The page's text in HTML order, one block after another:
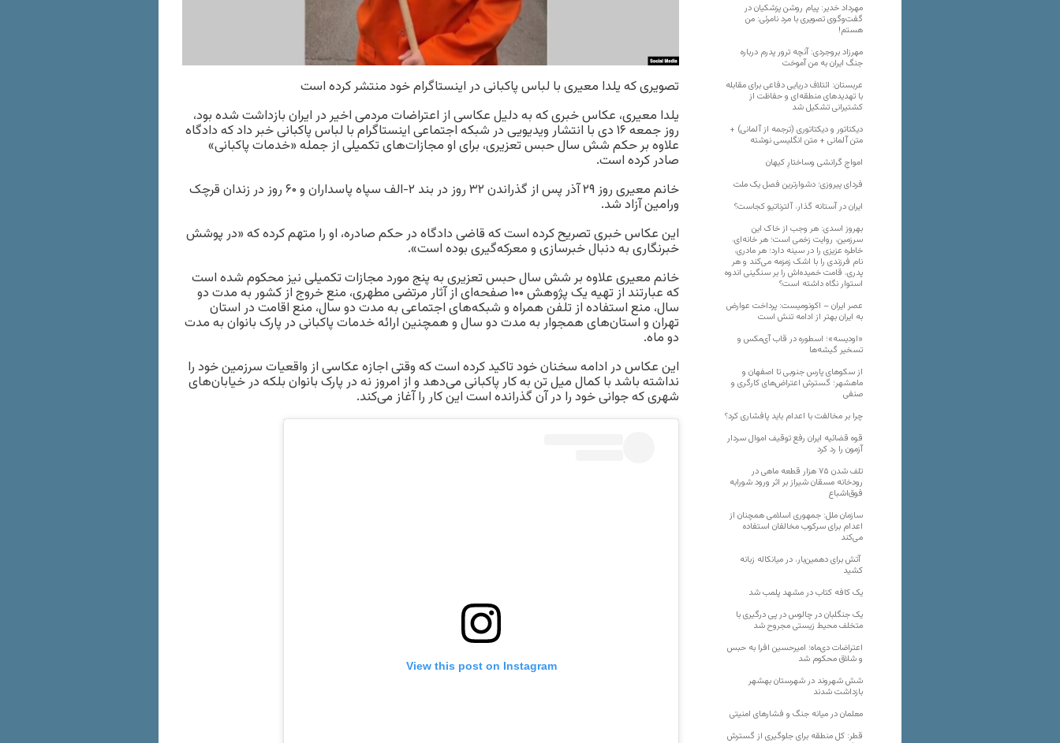
تصویری که یلدا معیری با لباس پاکبانی در اینستاگرام خود منتشر کرده است
یلدا معیری، عکاس خبری که به دلیل عکاسی از اعتراضات مردمی اخیر در ایران بازداشت شده بود،
روز جمعه ۱۶ دی با انتشار ویدیویی در شبکه اجتماعی اینستاگرام با لباس پاکبانی خبر داد که دادگاه
علاوه بر حکم شش سال حبس تعزیری، برای او مجازات‌های تکمیلی از جمله «خدمات پاکبانی»
صادر کرده است.
خانم معیری روز ۲۹ آذر پس از گذراندن ۳۲ روز در بند ۲-الف سپاه پاسداران و ۶۰ روز در زندان قرچک
ورامین آزاد شد.
این عکاس خبری تصریح کرده است که قاضی دادگاه در حکم صادره، او را متهم کرده که «در پوشش
خبرنگاری به دنبال خبرسازی و معرکه‌گیری بوده است».
خانم معیری علاوه بر شش سال حبس تعزیری به پنج مورد مجازات تکمیلی نیز محکوم شده است
که عبارتند از تهیه یک پژوهش ۱۰۰ صفحه‌ای از آثار مرتضی مطهری، منع خروج از کشور به مدت دو
سال، منع استفاده از تلفن همراه و شبکه‌های اجتماعی به مدت دو سال، منع اقامت در استان
تهران و استان‌های همجوار به مدت دو سال و همچنین ارائه خدمات پاکبانی در پارک بانوان به مدت
دو ماه.
این عکاس در ادامه سخنان خود تاکید کرده است که وقتی اجازه عکاسی از واقعیات سرزمین خود را
نداشته باشد با کمال میل تن به کار پاکبانی می‌دهد و از امروز نه در پارک بانوان بلکه در خیابان‌های
شهری که جوانی خود را در آن گذرانده است این کار را آغاز می‌کند.
View this post on Instagram
مهرداد خدیر: پیام روشن پزشکیان در
گفت‌و‌گوی تصویری با مرد نامرئی: من
هستم!
مهرزاد بروجردی: آنچه ترور پدرم درباره
جنگ ایران به من آموخت
عربستان: ائتلاف دریایی دفاعی برای مقابله
با تهدیدهای منطقه‌ای و حفاظت از
کشتیرانی تشکیل شد
دیکتاتور و دیکتاتوری (ترجمه از آلمانی) +
متن آلمانی + متن انگلیسی نوشته
‌امواجِ گرانشی وساختارِ کیهان
فردای پیروزی؛ دشوارترین فصل یک ملت
ایران در آستانه گذار، آلترناتیو کجاست؟
بهروز اسدی: هر وجب از خاک‌ این
سرزمین، روایت زخمی است؛ هر خانه‌ای،
خاطره عزیزی را در سینه دارد؛ هر مادری،
نام فرزندی را با اشک زمزمه می‌کند و هر
پدری، قامت خمیده‌اش را بر سنگینی اندوه
استوار نگاه داشته است؟
عصر ایران – اکونومیست: پرداخت عوارض
به ایران بهتر از ادامه تنش است
«اودیسه»؛ اسطوره در قاب آی‌مکس و
تسخیر گیشه‌ها
از سکوهای پارس جنوبی تا اصفهان و
ماهشهر؛ گسترش اعتراض‌های کارگری و
صنفی
چرا بر مخالفت با اعدام باید پافشاری کرد؟
قوه قضائیه ایران رفع توقیف اموال سردار
آزمون را رد کرد
تلف شدن ۷۵ هزار قطعه ماهی در
رودخانه مسقان شیراز بر اثر ورود شورابه
فوق‌اشباع
سازمان ملل: جمهوری اسلامی همچنان از
اعدام برای سرکوب مخالفان استفاده
می‌کند
آتش برای دهمین‌بار، در میانکاله زبانه
کشید
یک کافه کتاب در مشهد پلمب شد
یک جنگلبان در چالوس در پی درگیری با
متخلف محیط زیستی مجروح شد
اعتراضات دی‌ماه؛ امیرحسین افرا به حبس
و شلاق محکوم شد
شش شهروند در شهرستان بهشهر
بازداشت شدند
معلمان در میانه جنگ و فشارهای امنیتی
قطر: کل منطقه برای جلوگیری از گسترش